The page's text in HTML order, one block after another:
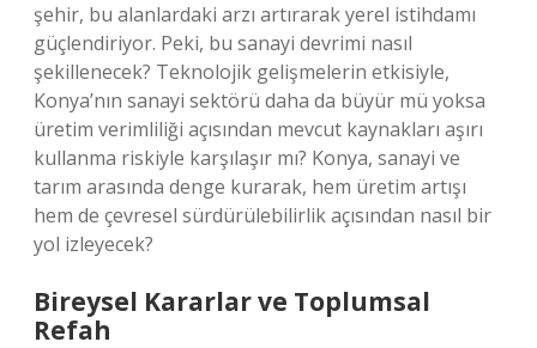
şehir, bu alanlardaki arzı artırarak yerel istihdamı
güçlendiriyor. Peki, bu sanayi devrimi nasıl
şekillenecek? Teknolojik gelişmelerin etkisiyle,
Konya’nın sanayi sektörü daha da büyür mü yoksa
üretim verimliliği açısından mevcut kaynakları aşırı
kullanma riskiyle karşılaşır mı? Konya, sanayi ve
tarım arasında denge kurarak, hem üretim artışı
hem de çevresel sürdürülebilirlik açısından nasıl bir
yol izleyecek?
Bireysel Kararlar ve Toplumsal
Refah